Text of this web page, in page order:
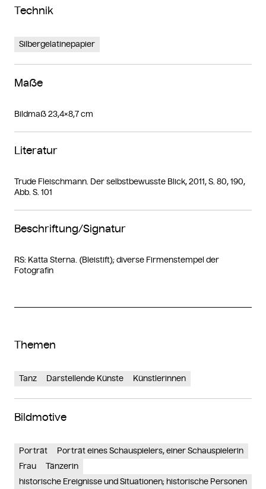
Technik
Silbergelatinepapier
Maße
Bildmaß 23,4×8,7 cm
Literatur
Trude Fleischmann. Der selbstbewusste Blick, 2011, S. 80, 190,
Abb. S. 101
Beschriftung/Signatur
RS: Katta Sterna. (Bleistift); diverse Firmenstempel der
Fotografin
Themen
Tanz Darstellende Künste Künstlerinnen
Bildmotive
Porträt
Porträt eines Schauspielers, einer Schauspielerin
Frau
Tänzerin
historische Ereignisse und Situationen; historische Personen